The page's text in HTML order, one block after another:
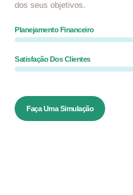
dos seus objetivos.
Planejamento Financeiro
Satisfação Dos Clientes
Faça Uma Simulação